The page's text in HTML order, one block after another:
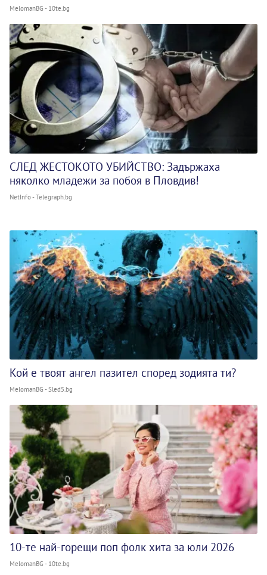
MelomanBG - 10te.bg
СЛЕД ЖЕСТОКОТО УБИЙСТВО: Задържаха
няколко младежи за побоя в Пловдив!
NetInfo - Telegraph.bg
Кой е твоят ангел пазител според зодията ти?
MelomanBG - Sled5.bg
10-те най-горещи поп фолк хита за юли 2026
MelomanBG - 10te.bg